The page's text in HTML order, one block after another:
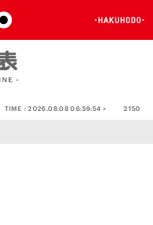
TIME :2026.08.08 06:59:54 > 2150